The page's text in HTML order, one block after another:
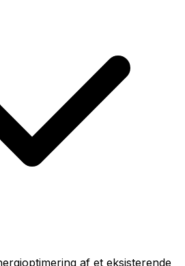
af et eksisterende